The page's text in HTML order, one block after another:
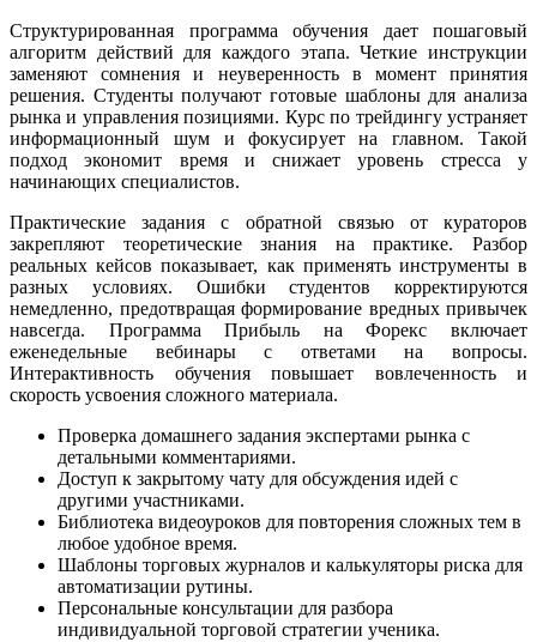
Структурированная программа обучения дает пошаговый
алгоритм действий для каждого этапа. Четкие инструкции
заменяют сомнения и неуверенность в момент принятия
решения. Студенты получают готовые шаблоны для анализа
рынка и управления позициями. Курс по трейдингу устраняет
информационный шум и фокусирует на главном. Такой
подход экономит время и снижает уровень стресса у
начинающих специалистов.
Практические задания с обратной связью от кураторов
закрепляют теоретические знания на практике. Разбор
реальных кейсов показывает, как применять инструменты в
разных условиях. Ошибки студентов корректируются
немедленно, предотвращая формирование вредных привычек
навсегда. Программа Прибыль на Форекс включает
еженедельные вебинары с ответами на вопросы.
Интерактивность обучения повышает вовлеченность и
скорость усвоения сложного материала.
Проверка домашнего задания экспертами рынка с
детальными комментариями.
Доступ к закрытому чату для обсуждения идей с
другими участниками.
Библиотека видеоуроков для повторения сложных тем в
любое удобное время.
Шаблоны торговых журналов и калькуляторы риска для
автоматизации рутины.
Персональные консультации для разбора
индивидуальной торговой стратегии ученика.